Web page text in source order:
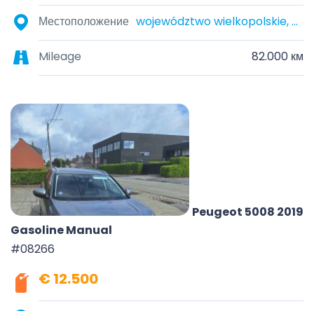
Местоположение województwo wielkopolskie, Polska
Mileage 82.000 км
Peugeot 5008 2019
Gasoline Manual
#08266
€ 12.500